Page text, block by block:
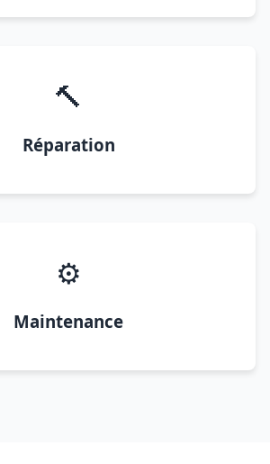
🔨
Réparation
⚙️
Maintenance